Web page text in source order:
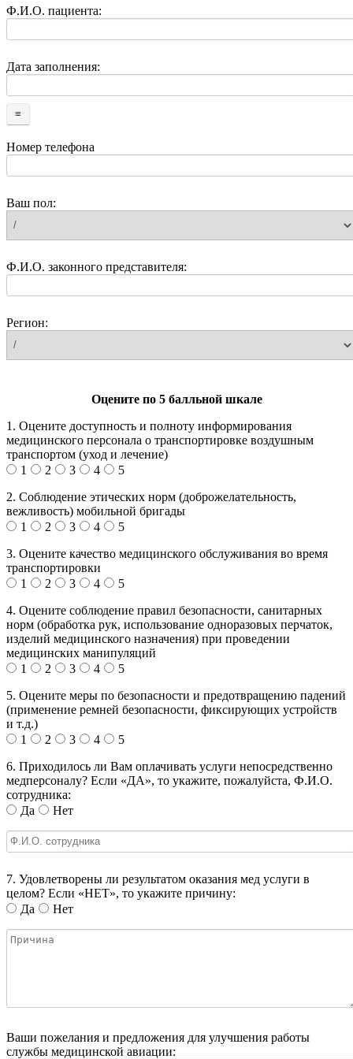
Ф.И.О. пациента:
Дата заполнения:
Номер телефона
Ваш пол:
Ф.И.О. законного представителя:
Регион:
Оцените по 5 балльной шкале
1. Оцените доступность и полноту информирования
медицинского персонала о транспортировке воздушным
транспортом (уход и лечение)
1
2 3 4
5
2. Соблюдение этических норм (доброжелательность,
вежливость) мобильной бригады
1
2 3 4
5
3. Оцените качество медицинского обслуживания во время
транспортировки
1
2 3 4
5
4. Оцените соблюдение правил безопасности, санитарных
норм (обработка рук, использование одноразовых перчаток,
изделий медицинского назначения) при проведении
медицинских манипуляций
1
2 3 4
5
5. Оцените меры по безопасности и предотвращению падений
(применение ремней безопасности, фиксирующих устройств
и т.д.)
1
2 3 4
5
6. Приходилось ли Вам оплачивать услуги непосредственно
медперсоналу? Если «ДА», то укажите, пожалуйста, Ф.И.О.
сотрудника:
Да
Нет
7. Удовлетворены ли результатом оказания мед услуги в
целом? Если «НЕТ», то укажите причину:
Да
Нет
Ваши пожелания и предложения для улучшения работы
службы медицинской авиации: